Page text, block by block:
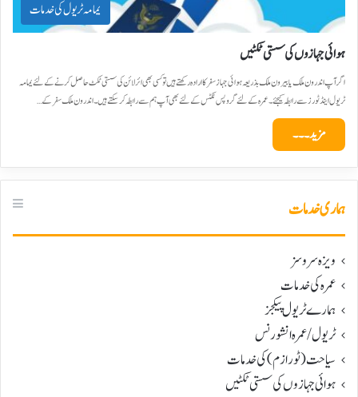
یمامہ ٹریول کی خدمات
ہوائی جہازوں کی سستی ٹکٹیں
اگر آپ اندرون ملک یا بیرون ملک بذریعہ ہوائی جہاز سفر کا ارادہ رکھتے ہیں تو کسی بھی ائرلائن کی سستی ٹکٹ حاصل کرنے کے لئے یمامہ
ٹریول اینڈ ٹورز سے رابطہ کیجئے۔عمرہ کے لئے گروپس ٹکٹس کے لئے بھی آپ ہم سے رابطہ کرسکتے ہیں۔ اندرون ملک سفر کے…
مزید۔۔۔
ہماری خدمات
ویزہ سروسز
عمرہ کی خدمات
ہمارے ٹریول پیکجز
ٹریول/عمرہ انشورنس
سیاحت(ٹورازم) کی خدمات
ہوائی جہازوں کی سستی ٹکٹیں